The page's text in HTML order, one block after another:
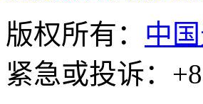
版权所有： 中
紧急或投诉：